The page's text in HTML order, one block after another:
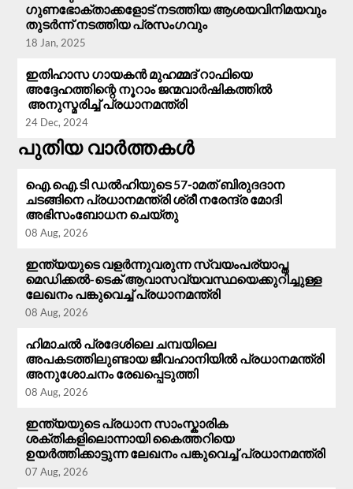
ഗുണഭോക്താക്കളോട് നടത്തിയ ആശയവിനിമയവും
തുടർന്ന് നടത്തിയ പ്രസം​ഗവും
18 Jan, 2025
ഇതിഹാസ ഗായകൻ മുഹമ്മദ് റാഫിയെ
അദ്ദേഹത്തിന്റെ നൂറാം ജന്മവാർഷികത്തിൽ
അനുസ്മരിച്ച് പ്രധാനമന്ത്രി
24 Dec, 2024
പുതിയ വാർത്തകൾ
ഐ.ഐ.ടി ഡൽഹിയുടെ 57-ാമത് ബിരുദദാന
ചടങ്ങിനെ പ്രധാനമന്ത്രി ശ്രീ നരേന്ദ്ര മോദി
അഭിസംബോധന ചെയ്തു
08 Aug, 2026
ഇന്ത്യയുടെ വളർന്നുവരുന്ന സ്വയംപര്യാപ്ത
മെഡിക്കൽ-ടെക് ആവാസവ്യവസ്ഥയെക്കുറിച്ചുള്ള
ലേഖനം പങ്കുവെച്ച് പ്രധാനമന്ത്രി
08 Aug, 2026
ഹിമാചൽ പ്രദേശിലെ ചമ്പയിലെ
അപകടത്തിലുണ്ടായ ജീവഹാനിയിൽ പ്രധാനമന്ത്രി
അനുശോചനം രേഖപ്പെടുത്തി
08 Aug, 2026
ഇന്ത്യയുടെ പ്രധാന സാംസ്കാരിക
ശക്തികളിലൊന്നായി കൈത്തറിയെ
ഉയർത്തിക്കാട്ടുന്ന ലേഖനം പങ്കുവെച്ച് പ്രധാനമന്ത്രി
07 Aug, 2026